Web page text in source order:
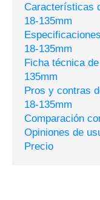
Características
18-135mm
18-135mm
Ficha técnica
135mm
Pros y contras
18-135mm
Comparación
Opiniones de
Precio